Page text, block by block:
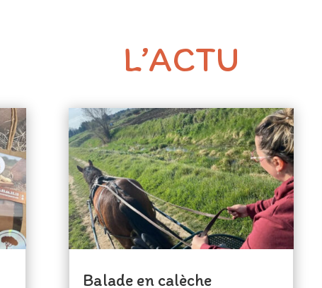
L’ACTU
Balade en calèche